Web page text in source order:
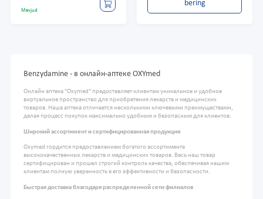
Mavjud
bering
Benzydamine - в онлайн-аптеке OXYmed
Онлайн аптека "Oxymed" предоставляет клиентам уникальное и удобное
виртуальное пространство для приобретения лекарств и медицинских
товаров. Наша аптека отличается несколькими ключевыми преимуществами,
делая процесс покупок максимально удобным и безопасным для клиентов.
Широкий ассортимент и сертифицированная продукция
Oxymed гордится предоставлением богатого ассортимента
высококачественных лекарств и медицинских товаров. Весь наш товар
сертифицирован и прошел строгий контроль качества, обеспечивая нашим
клиентам полную уверенность в его эффективности и безопасности.
Быстрая доставка благодаря распределенной сети филиалов